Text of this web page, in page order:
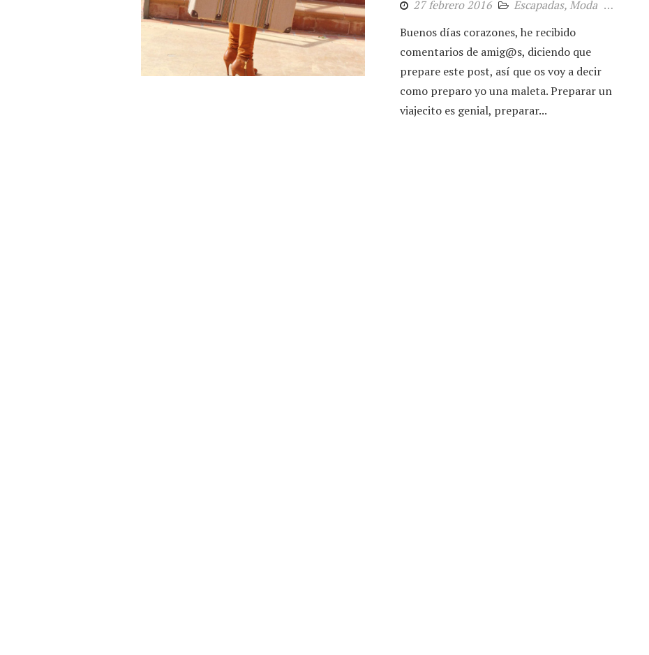
27 febrero 2016 Escapadas,Moda
Buenos días corazones, he recibido
comentarios de amig@s, diciendo que
prepare este post, así que os voy a decir
como preparo yo una maleta. Preparar un
viajecito es genial, preparar...